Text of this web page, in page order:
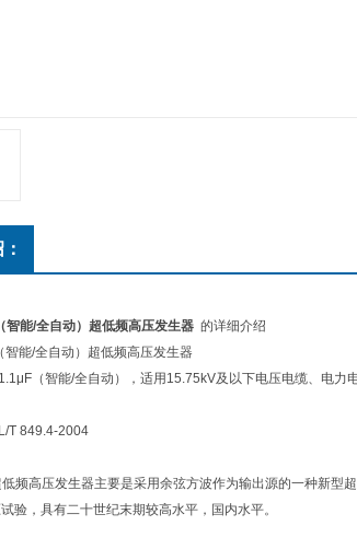
智能/全自动）超低频高压发生器 的详细介绍
智能/全自动）超低频高压发生器
（智能/全自动），适用15.75kV及以下电压电缆、电力
T 849.4-2004
频高压发生器主要是采用余弦方波作为输出源的一种新型
验，具有二十世纪末期较高水平，国内水平。